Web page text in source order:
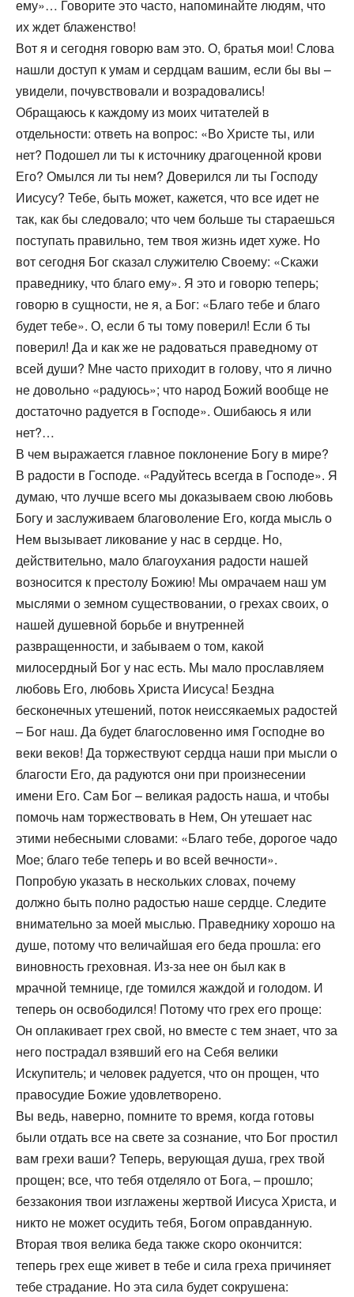
ему»… Говорите это часто, напоминайте людям, что
их ждет блаженство!
Вот я и сегодня говорю вам это. О, братья мои! Слова
нашли доступ к умам и сердцам вашим, если бы вы –
увидели, почувствовали и возрадовались!
Обращаюсь к каждому из моих читателей в
отдельности: ответь на вопрос: «Во Христе ты, или
нет? Подошел ли ты к источнику драгоценной крови
Его? Омылся ли ты нем? Доверился ли ты Господу
Иисусу? Тебе, быть может, кажется, что все идет не
так, как бы следовало; что чем больше ты стараешься
поступать правильно, тем твоя жизнь идет хуже. Но
вот сегодня Бог сказал служителю Своему: «Скажи
праведнику, что благо ему». Я это и говорю теперь;
говорю в сущности, не я, а Бог: «Благо тебе и благо
будет тебе». О, если б ты тому поверил! Если б ты
поверил! Да и как же не радоваться праведному от
всей души? Мне часто приходит в голову, что я лично
не довольно «радуюсь»; что народ Божий вообще не
достаточно радуется в Господе». Ошибаюсь я или
нет?…
В чем выражается главное поклонение Богу в мире?
В радости в Господе. «Радуйтесь всегда в Господе». Я
думаю, что лучше всего мы доказываем свою любовь
Богу и заслуживаем благоволение Его, когда мысль о
Нем вызывает ликование у нас в сердце. Но,
действительно, мало благоухания радости нашей
возносится к престолу Божию! Мы омрачаем наш ум
мыслями о земном существовании, о грехах своих, о
нашей душевной борьбе и внутренней
развращенности, и забываем о том, какой
милосердный Бог у нас есть. Мы мало прославляем
любовь Его, любовь Христа Иисуса! Бездна
бесконечных утешений, поток неиссякаемых радостей
– Бог наш. Да будет благословенно имя Господне во
веки веков! Да торжествуют сердца наши при мысли о
благости Его, да радуются они при произнесении
имени Его. Сам Бог – великая радость наша, и чтобы
помочь нам торжествовать в Нем, Он утешает нас
этими небесными словами: «Благо тебе, дорогое чадо
Мое; благо тебе теперь и во всей вечности».
Попробую указать в нескольких словах, почему
должно быть полно радостью наше сердце. Следите
внимательно за моей мыслью. Праведнику хорошо на
душе, потому что величайшая его беда прошла: его
виновность греховная. Из-за нее он был как в
мрачной темнице, где томился жаждой и голодом. И
теперь он освободился! Потому что грех его проще:
Он оплакивает грех свой, но вместе с тем знает, что за
него пострадал взявший его на Себя велики
Искупитель; и человек радуется, что он прощен, что
правосудие Божие удовлетворено.
Вы ведь, наверно, помните то время, когда готовы
были отдать все на свете за сознание, что Бог простил
вам грехи ваши? Теперь, верующая душа, грех твой
прощен; все, что тебя отделяло от Бога, – прошло;
беззакония твои изглажены жертвой Иисуса Христа, и
никто не может осудить тебя, Богом оправданную.
Вторая твоя велика беда также скоро окончится:
теперь грех еще живет в тебе и сила греха причиняет
тебе страдание. Но эта сила будет сокрушена: